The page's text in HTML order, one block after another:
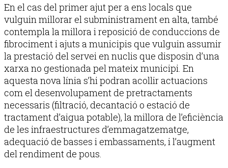
En el cas del primer ajut per a ens locals que
vulguin millorar el subministrament en alta, també
contempla la millora i reposició de conduccions de
fibrociment i ajuts a municipis que vulguin assumir
la prestació del servei en nuclis que disposin d’una
xarxa no gestionada pel mateix municipi. En
aquesta nova línia s’hi podran acollir actuacions
com el desenvolupament de pretractaments
necessaris (filtració, decantació o estació de
tractament d’aigua potable), la millora de l’eficiència
de les infraestructures d’emmagatzematge,
adequació de basses i embassaments, i l’augment
del rendiment de pous.